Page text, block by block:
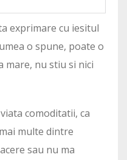
exprimare cu iesitul
o spune, poate o
mare, nu stiu si nici
comoditatii, ca
multe dintre
sau nu ma